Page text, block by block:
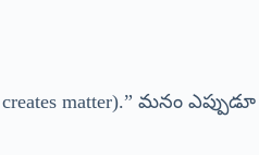
matter).” మనం